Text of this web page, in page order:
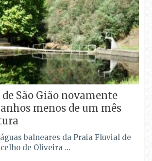
São Gião novamente
menos de um mês
balneares da Praia Fluvial de
de Oliveira …